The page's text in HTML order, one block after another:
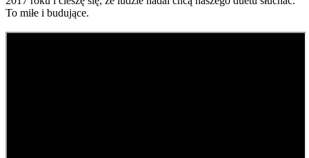
To miłe i budujące.